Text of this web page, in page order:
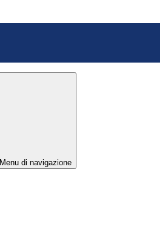
Menu di navigazione